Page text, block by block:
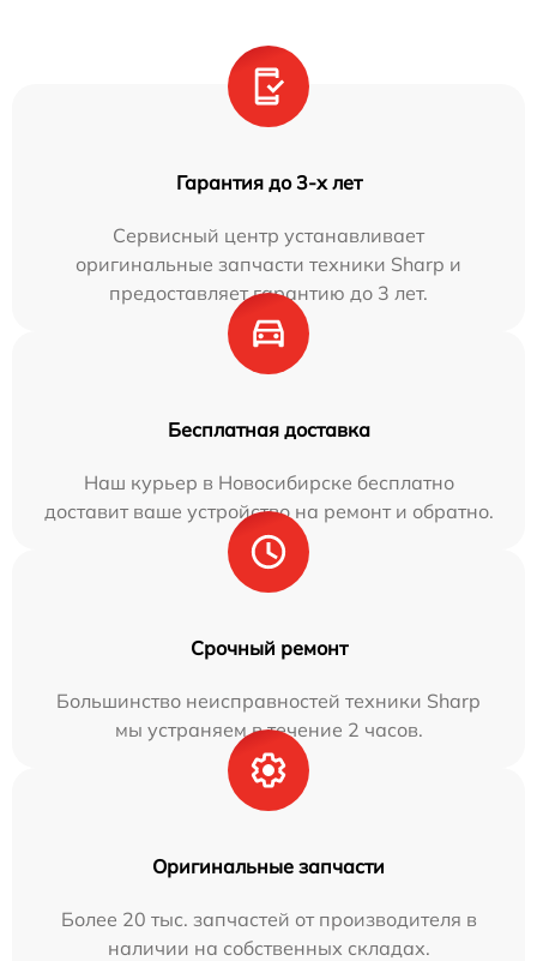
Гарантия до 3-х лет
Сервисный центр устанавливает
оригинальные запчасти техники Sharp и
предоставляет гарантию до 3 лет.
Бесплатная доставка
Наш курьер в Новосибирске бесплатно
доставит ваше устройство на ремонт и обратно.
Срочный ремонт
Большинство неисправностей техники Sharp
мы устраняем в течение 2 часов.
Оригинальные запчасти
Более 20 тыс. запчастей от производителя в
наличии на собственных складах.